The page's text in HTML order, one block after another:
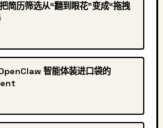
历筛选从“翻到眼花”变成“拖拽
智能体装进口袋的